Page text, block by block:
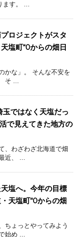
ます。 ...
ロジェクトがスタ
塩町“0からの畑日
かな」。 そんな不安を
そ ...
玉ではなく天塩だっ
で見えてきた地方の
、わざわざ北海道で畑
近、 ...
塩へ。今年の目標
天塩町“0からの畑
ちょっとやってみよう
始め ...